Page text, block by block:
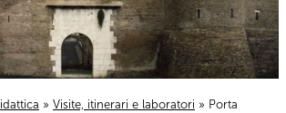
» Visite, itinerari e laboratori » Porta